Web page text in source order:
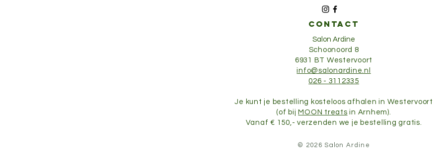
CONTACT
Salon Ardine
Schoonoord 8
6931 BT Westervoort
info@salonardine.nl
026 - 3112335
Je kunt je bestelling kosteloos afhalen in Westervoort
(of bij MOON treats in Arnhem).
Vanaf € 150,- verzenden we je bestelling gratis.
© 2026 Salon Ardine